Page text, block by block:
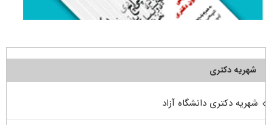
شهریه دکتری
شهریه دکتری دانشگاه آزاد